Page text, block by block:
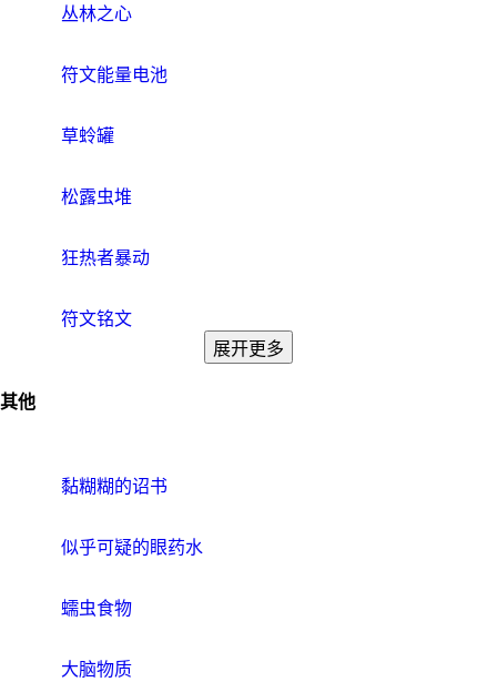
丛林之心
符文能量电池
草蛉罐
松露虫堆
狂热者暴动
符文铭文
展开更多
其他
黏糊糊的诏书
似乎可疑的眼药水
蠕虫食物
大脑物质